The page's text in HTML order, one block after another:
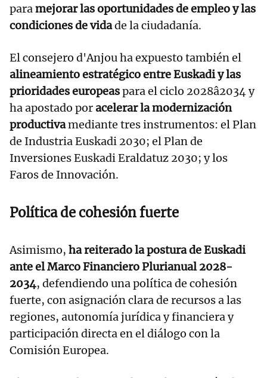
paramejorar las oportunidades de empleo y las
condiciones de vidade la ciudadanía.
El consejero d'Anjou ha expuesto también el
alineamiento estratégico entre Euskadi y las
prioridades europeaspara el ciclo 2028â2034 y
ha apostado poracelerar la modernización
productivamediante tres instrumentos: el Plan
de Industria Euskadi 2030; el Plan de
Inversiones Euskadi Eraldatuz 2030; y los
Faros de Innovación.
Política de cohesión fuerte
Asimismo, ha reiterado la postura de Euskadi
ante el Marco Financiero Plurianual 2028-
2034, defendiendo una política de cohesión
fuerte, con asignación clara de recursos a las
regiones, autonomía jurídica y financiera y
participación directa en el diálogo con la
Comisión Europea.